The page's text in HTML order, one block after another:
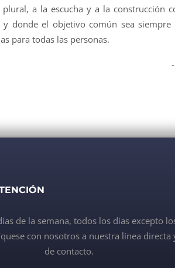
plural, a la escucha y a la construcción
y donde el objetivo común sea
para todas las personas.
de la semana, todos los días excepto
con nosotros a nuestra línea
de contacto.